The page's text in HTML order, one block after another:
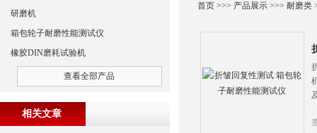
首页 >>> 产品展示 >>>耐磨类
研磨机
箱包轮子耐磨性能测试仪
橡胶DIN磨耗试验机
查看全部产品
相关文章